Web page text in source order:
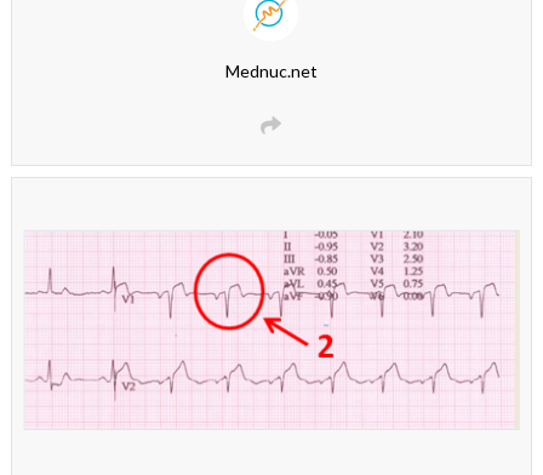
Mednuc.net